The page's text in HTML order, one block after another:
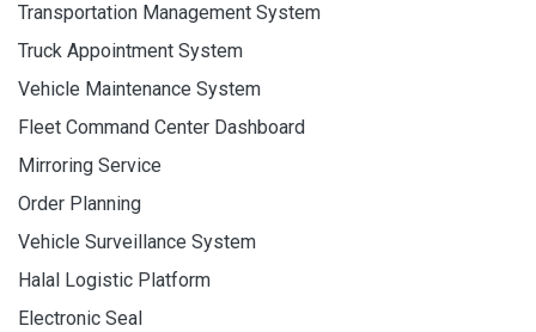
Transportation Management System
Truck Appointment System
Vehicle Maintenance System
Fleet Command Center Dashboard
Mirroring Service
Order Planning
Vehicle Surveillance System
Halal Logistic Platform
Electronic Seal